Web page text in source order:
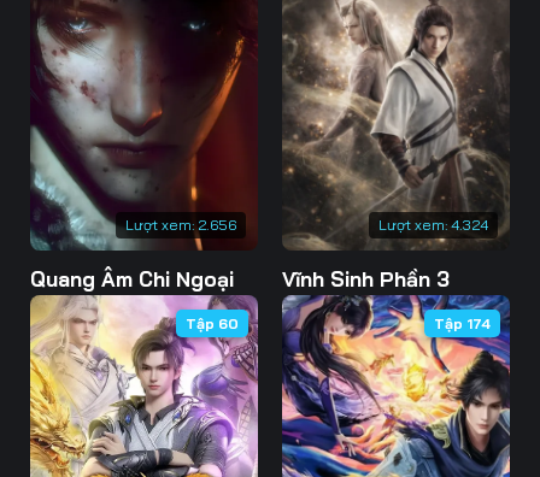
49 51
52 54
55 57
58 60
61 63
64 66
67 68 69
70 71 72
73 75
Lượt xem: 2.656
Quang Âm Chi Ngoại
Lượt xem: 4.324
Vĩnh Sinh Phần 3
Tập 60 Tập 174